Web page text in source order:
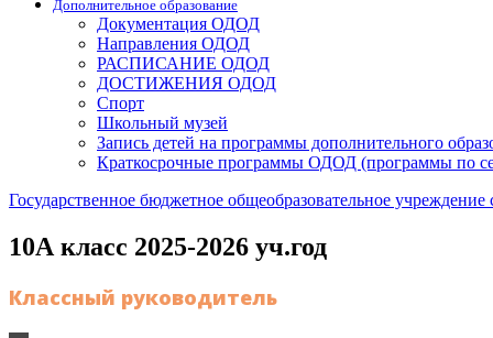
Дополнительное образование
Документация ОДОД
Направления ОДОД
РАСПИСАНИЕ ОДОД
ДОСТИЖЕНИЯ ОДОД
Спорт
Школьный музей
Запись детей на программы дополнительного
Краткосрочные программы ОДОД (программы по
Государственное бюджетное общеобразовательное
10А класс 2025-2026 уч.год
Классный руководитель